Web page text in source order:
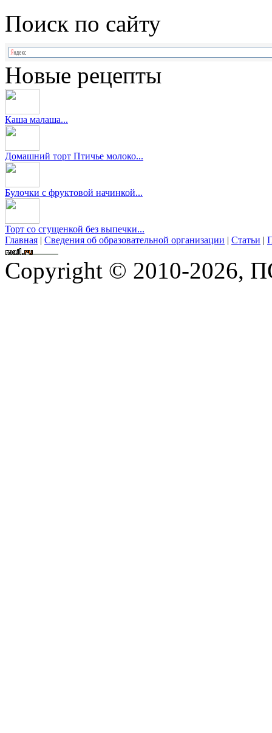
Поиск по сайту
Новые рецепты
Каша малаша...
Домашний торт Птичье молоко...
Булочки с фруктовой начинкой...
Торт со сгущенкой без выпечки...
Главная | Сведения об образовательной организации | Статьи |
Copyright © 2010-2026,